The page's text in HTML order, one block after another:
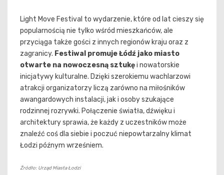
Light Move Festival to wydarzenie, które od lat cieszy się
popularnością nie tylko wśród mieszkańców, ale
przyciąga także gości z innych regionów kraju oraz z
zagranicy. Festiwal promuje Łódź jako miasto
otwarte na nowoczesną sztukęi nowatorskie
inicjatywy kulturalne. Dzięki szerokiemu wachlarzowi
atrakcji organizatorzy liczą zarówno na miłośników
awangardowych instalacji, jak i osoby szukające
rodzinnej rozrywki. Połączenie światła, dźwięku i
architektury sprawia, że każdy z uczestników może
znaleźć coś dla siebie i poczuć niepowtarzalny klimat
Łodzi późnym wrześniem.
Źródło: Urząd Miasta Łodzi